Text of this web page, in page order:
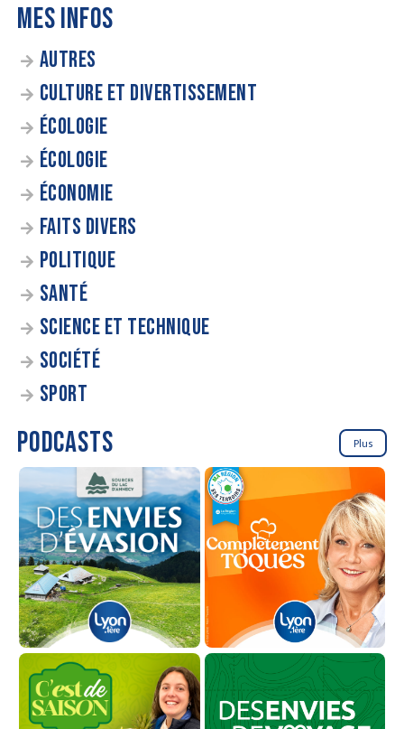
MES INFOS
AUTRES
CULTURE ET DIVERTISSEMENT
ÉCOLOGIE
ÉCOLOGIE
ÉCONOMIE
FAITS DIVERS
POLITIQUE
SANTÉ
SCIENCE ET TECHNIQUE
SOCIÉTÉ
SPORT
PODCASTS Plus